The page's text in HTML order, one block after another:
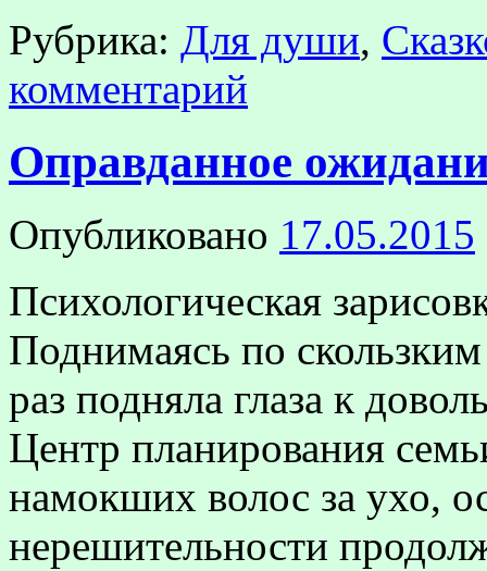
Рубрика: Для души,
комментарий
Оправданное
Опубликовано 17.05.2015
Психологическая
Поднимаясь по
раз подняла глаза к
Центр планирования
намокших волос за ухо,
нерешительности